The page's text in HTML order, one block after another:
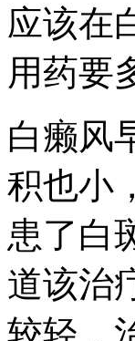
应该在
用药要
白癞风
积也小
患了白
道该治